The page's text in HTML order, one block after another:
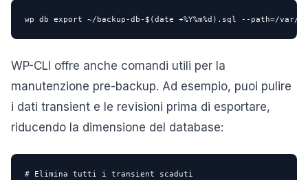
wp db export ~/backup-db-$(date +%Y%m%d).sql --path=/var/
WP-CLI offre anche comandi utili per la
manutenzione pre-backup. Ad esempio, puoi pulire
i dati transient e le revisioni prima di esportare,
riducendo la dimensione del database:
# Elimina tutti i transient scaduti